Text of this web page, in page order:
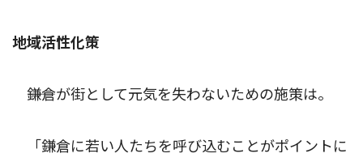
地域活性化策
――鎌倉が街として元気を失わないための施策は。
「鎌倉に若い人たちを呼び込むことがポイントに